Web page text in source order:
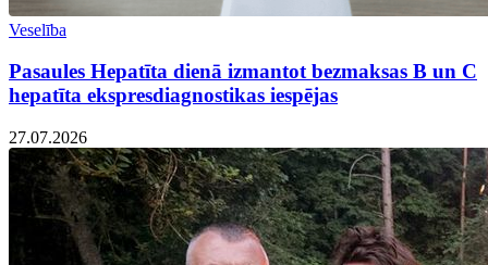
Veselība
Pasaules Hepatīta dienā izmantot bezmaksas B un C
hepatīta ekspresdiagnostikas iespējas
27.07.2026